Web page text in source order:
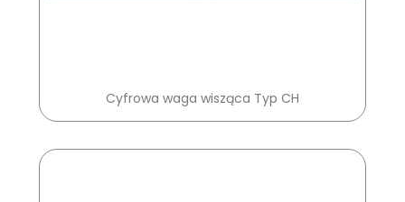
Cyfrowa waga wisząca Typ CH